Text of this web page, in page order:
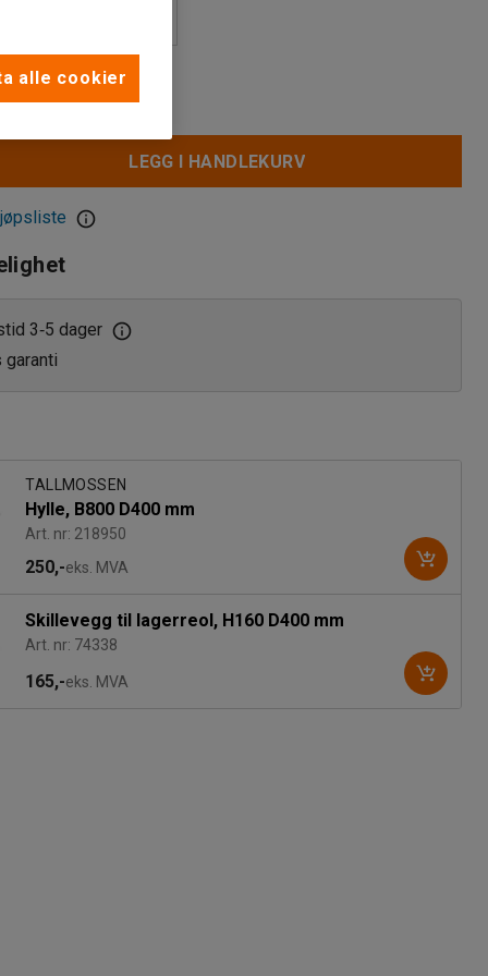
LEGG I HANDLEKURV
3‑5 dager
garanti
TALLMOSSEN
Hylle, B800 D400 mm
Art. nr: 218950
250,-eks. MVA
Skillevegg til lagerreol, H160 D400 mm
Art. nr: 74338
165,-eks. MVA
alle cookier